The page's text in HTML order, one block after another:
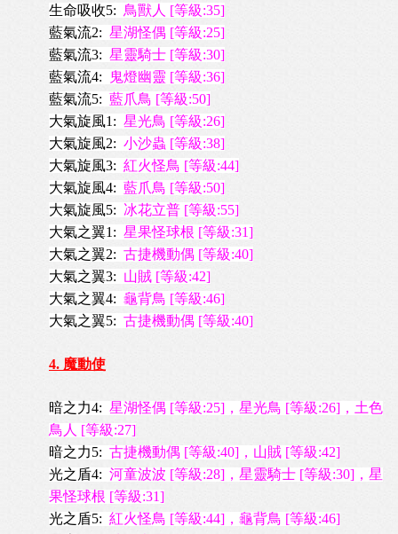
生命吸收5: 鳥獸人 [等級:35]
藍氣流2: 星湖怪偶 [等級:25]
藍氣流3: 星靈騎士 [等級:30]
藍氣流4:
鬼燈幽靈 [等級:36]
藍氣流5: 藍爪鳥 [等級:50]
大氣旋風1: 星光鳥 [等級:26]
大氣旋風2: 小沙蟲 [等級:38]
大氣旋風3: 紅火怪鳥 [等級:44]
大氣旋風4: 藍爪鳥 [等級:50]
大氣旋風5: 冰花立普 [等級:55]
大氣之翼1: 星果怪球根 [等級:31]
大氣之翼2: 古捷機動偶 [等級:40]
大氣之翼3: 山賊 [等級:42]
大氣之翼4: 龜背鳥 [等級:46]
大氣之翼5: 古捷機動偶 [等級:40]
4. 魔動使
暗之力4: 星湖怪偶 [等級:25]，星光鳥 [等級:26]，土色
鳥人 [等級:27]
暗之力5: 古捷機動偶 [等級:40]，山賊 [等級:42]
光之盾4: 河童波波 [等級:28]，星靈騎士 [等級:30]，星
果怪球根 [等級:31]
光之盾5: 紅火怪鳥 [等級:44]，龜背鳥 [等級:46]